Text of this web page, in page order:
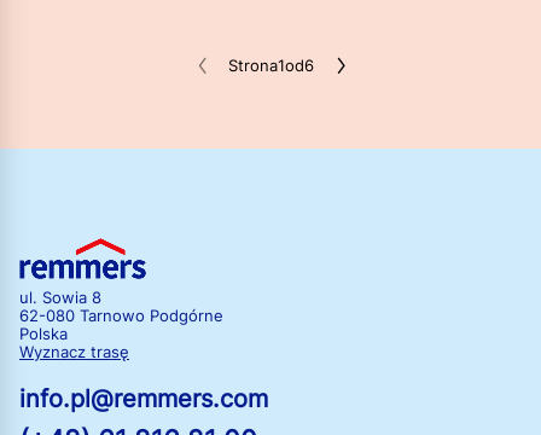
Strona1od6
ul. Sowia 8
62-080 Tarnowo Podgórne
Polska
Wyznacz trasę
info.pl@remmers.com